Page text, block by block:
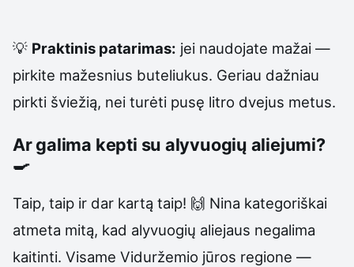
💡 Praktinis patarimas: jei naudojate mažai —
pirkite mažesnius buteliukus. Geriau dažniau
pirkti šviežią, nei turėti pusę litro dvejus metus.
Ar galima kepti su alyvuogių aliejumi?
🍳
Taip, taip ir dar kartą taip! 🙌 Nina kategoriškai
atmeta mitą, kad alyvuogių aliejaus negalima
kaitinti. Visame Viduržemio jūros regione —